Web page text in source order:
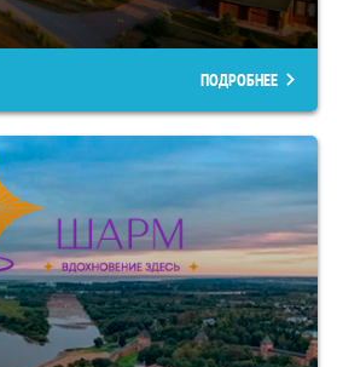
ПОДРОБНЕЕ